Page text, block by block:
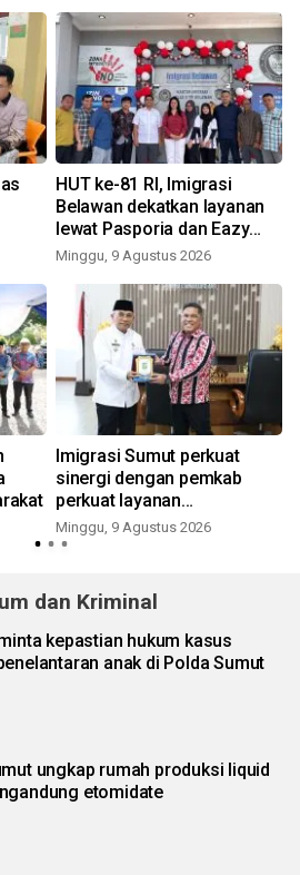
HUT ke-81 RI, Imigrasi
Belawan dekatkan layanan
lewat Pasporia dan Eazy
Paspor
Minggu, 9 Agustus 2026
Imigrasi Sumut perkuat
sinergi dengan pemkab
perkuat layanan
keimigrasian
Minggu, 9 Agustus 2026
dan Kriminal
kepastian hukum kasus
anak di Polda Sumut
ungkap rumah produksi liquid
etomidate